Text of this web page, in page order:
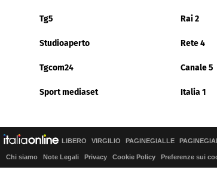
Tg5 Rai 2
Studioaperto Rete 4
Tgcom24 Canale 5
Sport mediaset Italia 1
LIBERO VIRGILIO PAGINEGIALLE
Chi siamo Note Legali Privacy Cookie Policy Preferenze sui